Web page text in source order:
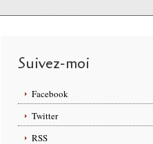
Suivez-moi
Facebook
Twitter
RSS